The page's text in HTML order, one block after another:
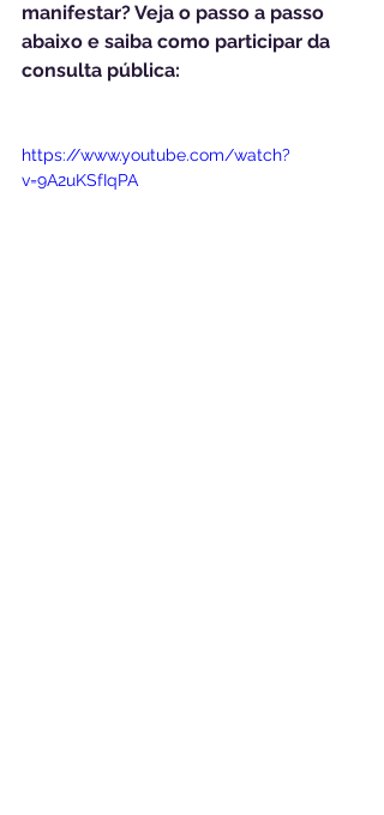
manifestar? Veja o passo a passo
abaixo e saiba como participar da
consulta pública:
https://www.youtube.com/watch?
v=9A2uKSfIqPA